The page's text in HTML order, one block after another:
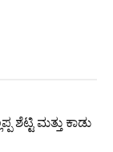
ಮತ್ತು ಕಾಡು